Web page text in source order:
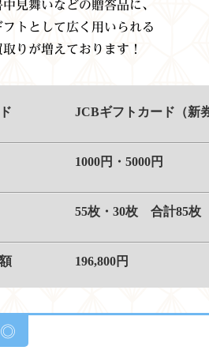
見舞いなどの贈答品に、
トとして広く用いられる
りが増えております！
JCBギフトカード（新
1000円・5000円
55枚・30枚 合計85枚
額 196,800円
◎